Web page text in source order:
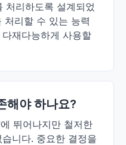
처리하도록 설계되었
처리할 수 있는 능력
재다능하게 사용할
해야 하나요?
뛰어나지만 철저한
니다. 중요한 결정을